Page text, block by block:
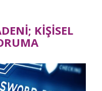
KİŞİSEL